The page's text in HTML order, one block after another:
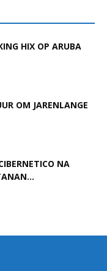
HIX OP ARUBA
OM JARENLANGE
NA